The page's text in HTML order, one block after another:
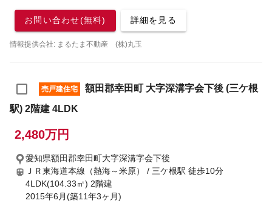
お問い合わせ(無料) 詳細を見る
情報提供会社: まるたま不動産 (株)丸玉
売戸建住宅
額田郡幸田町 大字深溝字会下後 (三ケ根
駅) 2階建 4LDK
2,480万円
愛知県額田郡幸田町大字深溝字会下後
ＪＲ東海道本線（熱海～米原） / 三ケ根駅 徒歩10分
4LDK(104.33㎡) 2階建
2015年6月(築11年3ヶ月)